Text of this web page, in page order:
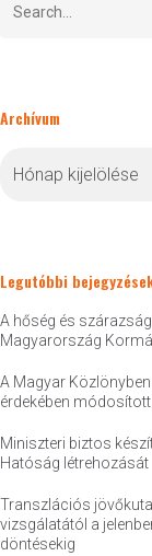
Archívum
Legutóbbi
A hőség és
Magyarország
A Magyar
érdekében
Miniszteri biztos
Hatóság létrehozását
Transzlációs
vizsgálatától a
döntésekig